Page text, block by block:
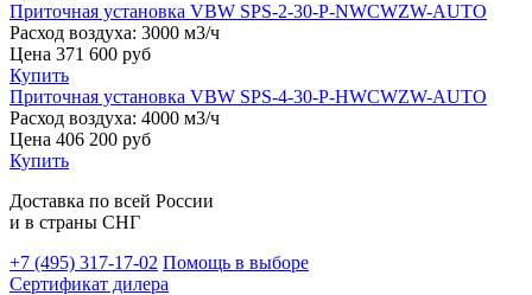
Приточная установка VBW SPS-2-30-P-NWCWZW-AUTO
Расход воздуха: 3000 м3/ч
Цена 371 600 руб
Купить
Приточная установка VBW SPS-4-30-P-HWCWZW-AUTO
Расход воздуха: 4000 м3/ч
Цена 406 200 руб
Купить
Доставка по всей России
и в страны СНГ
+7 (495) 317-17-02 Помощь в выборе
Сертификат дилера